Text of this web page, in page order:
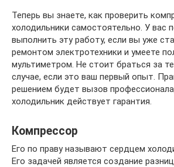
Теперь вы знаете, как проверить
холодильники самостоятельно. У вас
выполнить эту работу, если вы уже
ремонтом электротехники и умеете
мультиметром. Не стоит браться за
случае, если это ваш первый опыт.
решением будет вызов
холодильник действует гарантия.
Компрессор
Его по праву называют сердцем
Его задачей является создание